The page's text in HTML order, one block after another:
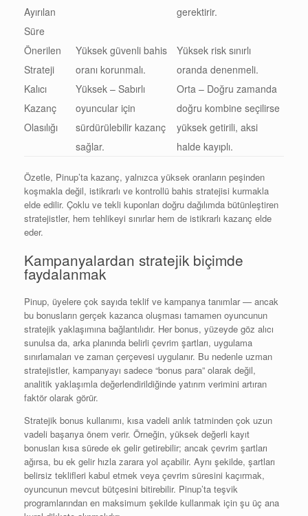
Ayırılan
Süre
gerektirir.
Önerilen
Strateji
Yüksek güvenli bahis
oranı korunmalı.
Yüksek risk sınırlı
oranda denenmeli.
Kalıcı
Kazanç
Olasılığı
Yüksek – Sabırlı
oyuncular için
sürdürülebilir kazanç
sağlar.
Orta – Doğru zamanda
doğru kombine seçilirse
yüksek getirili, aksi
halde kayıplı.
Özetle, Pinup’ta kazanç, yalnızca yüksek oranların peşinden
koşmakla değil, istikrarlı ve kontrollü bahis stratejisi kurmakla
elde edilir. Çoklu ve tekli kuponları doğru dağılımda bütünleştiren
stratejistler, hem tehlikeyi sınırlar hem de istikrarlı kazanç elde
eder.
Kampanyalardan stratejik biçimde
faydalanmak
Pinup, üyelere çok sayıda teklif ve kampanya tanımlar — ancak
bu bonusların gerçek kazanca oluşması tamamen oyuncunun
stratejik yaklaşımına bağlantılıdır. Her bonus, yüzeyde göz alıcı
sunulsa da, arka planında belirli çevrim şartları, uygulama
sınırlamaları ve zaman çerçevesi uygulanır. Bu nedenle uzman
stratejistler, kampanyayı sadece “bonus para” olarak değil,
analitik yaklaşımla değerlendirildiğinde yatırım verimini artıran
faktör olarak görür.
Stratejik bonus kullanımı, kısa vadeli anlık tatminden çok uzun
vadeli başarıya önem verir. Örneğin, yüksek değerli kayıt
bonusları kısa sürede ek gelir getirebilir; ancak çevrim şartları
ağırsa, bu ek gelir hızla zarara yol açabilir. Aynı şekilde, şartları
belirsiz teklifleri kabul etmek veya çevrim süresini kaçırmak,
oyuncunun mevcut bütçesini bitirebilir. Pinup’ta teşvik
programlarından en maksimum şekilde kullanmak için şu üç ana